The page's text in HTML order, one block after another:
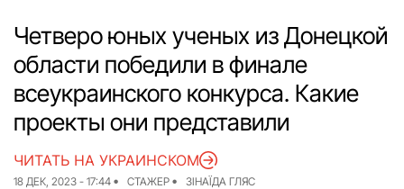
О нас
Инструкции
Спорт
Интервью
Досье
Репортаж
Блог
Проекты
Спецпроекты
Архив проектов
Четверо юных ученых из Донецкой
области победили в финале
всеукраинского конкурса. Какие
проекты они представили
18 ДЕК, 2023 - 17:44 СТАЖЕР ЗІНАЇДА ГЛЯС
ЧИТАТЬ НА УКРАИНСКОМ